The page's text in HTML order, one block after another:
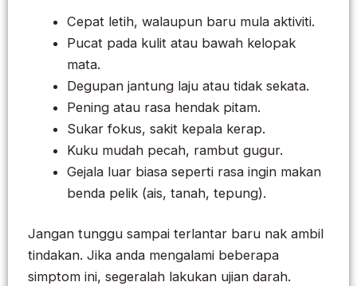
Cepat letih, walaupun baru mula aktiviti.
Pucat pada kulit atau bawah kelopak
mata.
Degupan jantung laju atau tidak sekata.
Pening atau rasa hendak pitam.
Sukar fokus, sakit kepala kerap.
Kuku mudah pecah, rambut gugur.
Gejala luar biasa seperti rasa ingin makan
benda pelik (ais, tanah, tepung).
Jangan tunggu sampai terlantar baru nak ambil
tindakan. Jika anda mengalami beberapa
simptom ini, segeralah lakukan ujian darah.